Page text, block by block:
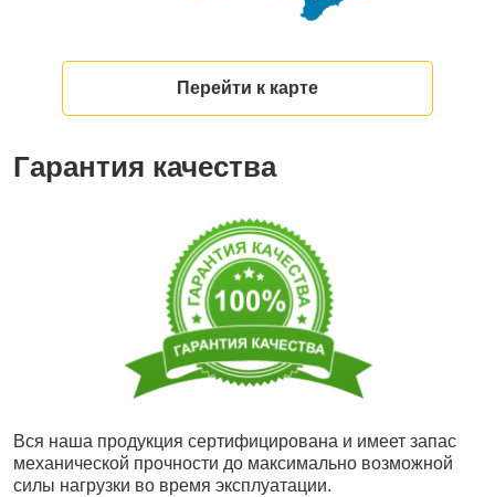
Перейти к карте
Гарантия качества
Вся наша продукция сертифицирована и имеет запас
механической прочности до максимально возможной
силы нагрузки во время эксплуатации.